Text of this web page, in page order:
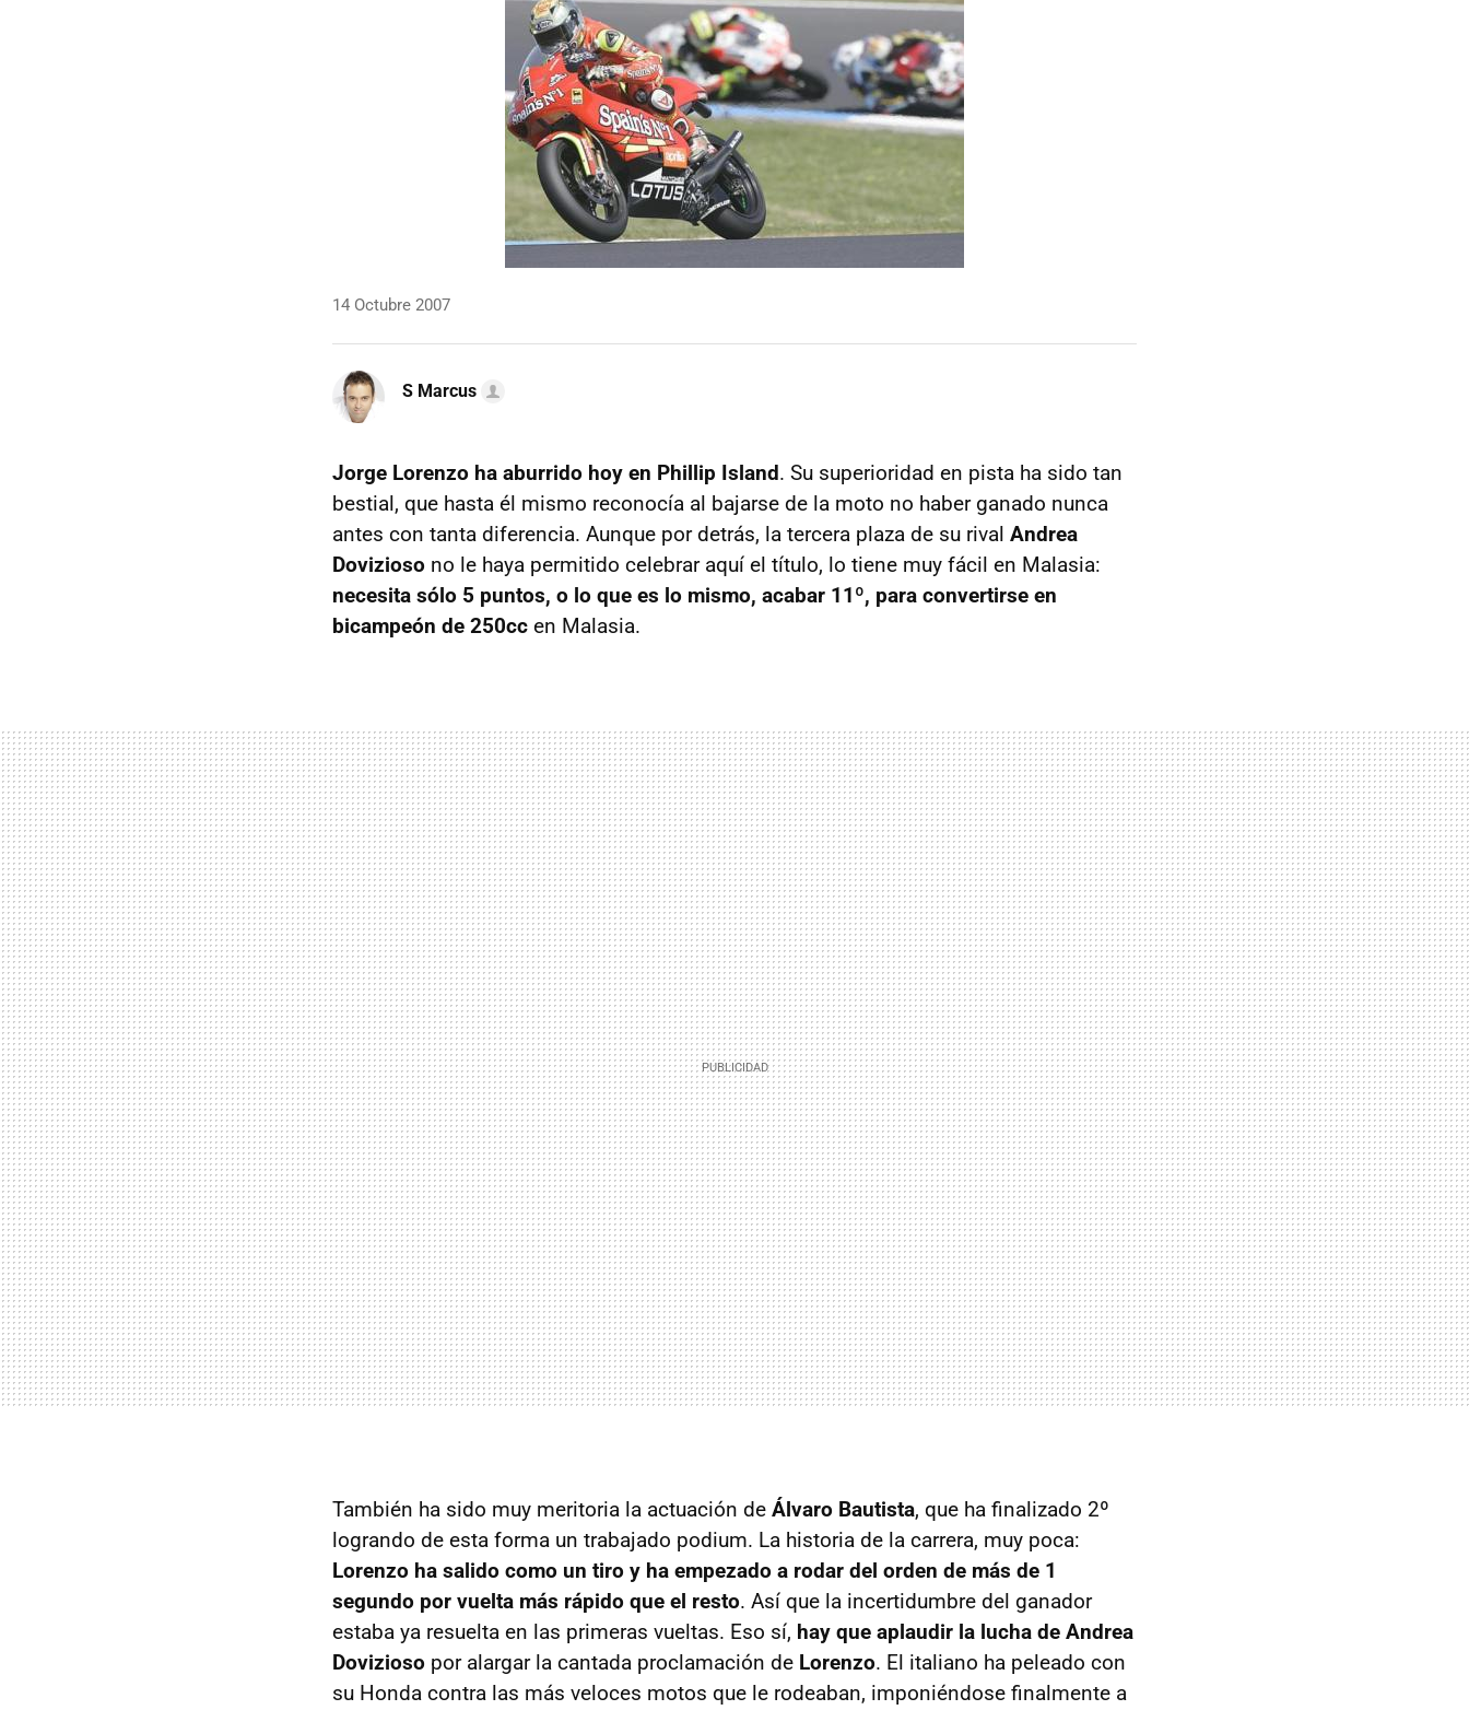
14 Octubre 2007
S Marcus
Jorge Lorenzo ha aburrido hoy en Phillip Island. Su superioridad en pista ha sido tan
bestial, que hasta él mismo reconocía al bajarse de la moto no haber ganado nunca
antes con tanta diferencia. Aunque por detrás, la tercera plaza de su rival Andrea
Dovizioso no le haya permitido celebrar aquí el título, lo tiene muy fácil en Malasia:
necesita sólo 5 puntos, o lo que es lo mismo, acabar 11º, para convertirse en
bicampeón de 250cc en Malasia.
También ha sido muy meritoria la actuación de Álvaro Bautista, que ha finalizado 2º
logrando de esta forma un trabajado podium. La historia de la carrera, muy poca:
Lorenzo ha salido como un tiro y ha empezado a rodar del orden de más de 1
segundo por vuelta más rápido que el resto. Así que la incertidumbre del ganador
estaba ya resuelta en las primeras vueltas. Eso sí, hay que aplaudir la lucha de Andrea
Dovizioso por alargar la cantada proclamación de Lorenzo. El italiano ha peleado con
su Honda contra las más veloces motos que le rodeaban, imponiéndose finalmente a